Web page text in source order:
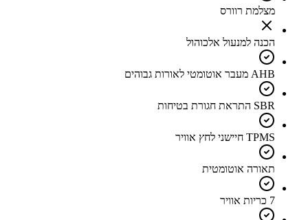
מצלמת רוורס
הכנה למנעול אלכוהול
AHB מעבר אוטומטי לאורות גבוהים
SBR התראת חגורת בטיחות
TPMS חיישני לחץ אוויר
תאורה אוטומטית
7 כריות אוויר